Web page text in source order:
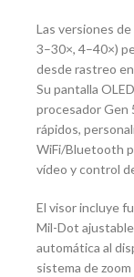
Las versiones
3–30×, 4–40×)
desde rastreo
Su pantalla
procesador Gen
rápidos,
WiFi/Bluetooth
vídeo y control
El visor incluye
Mil-Dot
automática al
sistema de